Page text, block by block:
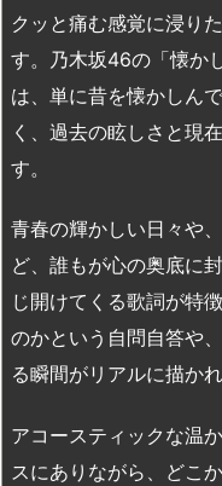
クッと痛む感覚に浸り
す。乃木坂46の「懐か
は、単に昔を懐かしん
く、過去の眩しさと現
す。
青春の輝かしい日々や
ど、誰もが心の奥底に
じ開けてくる歌詞が特
のかという自問自答や
る瞬間がリアルに描かれ
アコースティックな温
スにありながら、どこ